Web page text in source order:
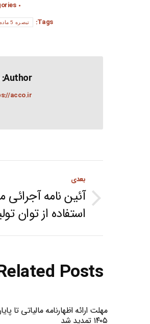
Tags:
تبصره 5 ماده 169
Author:
acco.ir
Post
navigation
بعدی
Next
post:
استفاده از توان
Posts
مهلت ارائه اظهارنامه مالیاتی تا
۱۴۰۵ تمدید شد